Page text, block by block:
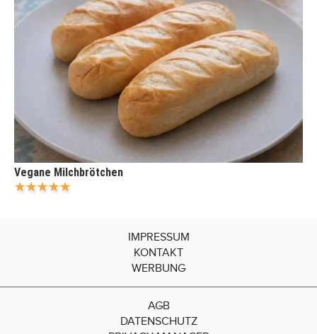
Vegane Milchbrötchen
IMPRESSUM
KONTAKT
WERBUNG
AGB
DATENSCHUTZ